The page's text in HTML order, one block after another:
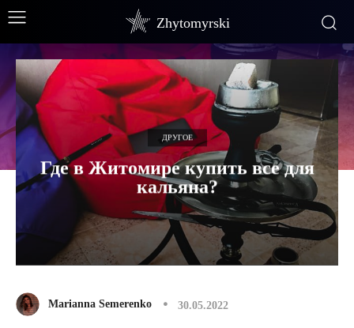
Zhytomyrski
ДРУГОЕ
Где в Житомире купить все для
кальяна?
Marianna Semerenko 30.05.2022